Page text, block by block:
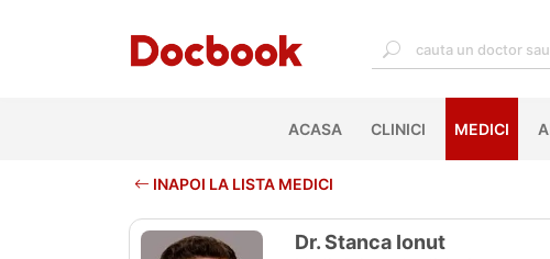
ACASA(CURRENT)
CLINICI MEDICI
INAPOI LA LISTA MEDICI
Dr. Stanca Ionut